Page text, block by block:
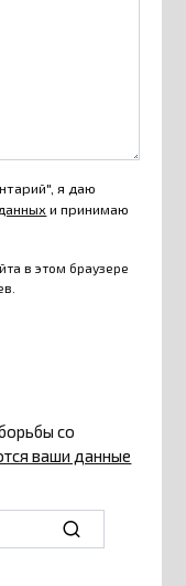
я даю
и принимаю
в этом браузере
со
ваши данные